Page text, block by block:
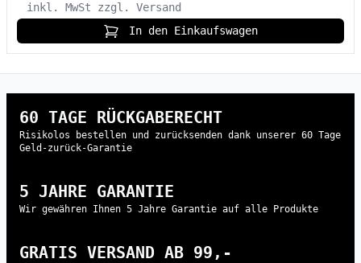
inkl. MwSt
zzgl. Versand
In den Einkaufswagen
60 TAGE RÜCKGABERECHT
Risikolos bestellen und zurücksenden dank unserer 60 Tage
Geld-zurück-Garantie
5 JAHRE GARANTIE
Wir gewähren Ihnen 5 Jahre Garantie auf alle Produkte
GRATIS VERSAND AB 99,-